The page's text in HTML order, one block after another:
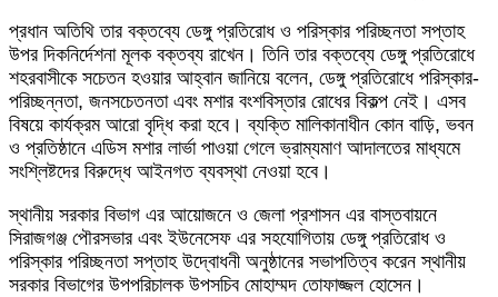
প্রধান অতিথি তার বক্তব্যে ডেঙ্গু প্রতিরোধ ও পরিস্কার পরিচ্ছনতা সপ্তাহ
উপর দিকনির্দেশনা মূলক বক্তব্য রাখেন। তিনি তার বক্তব্যে ডেঙ্গু প্রতিরোধে
শহরবাসীকে সচেতন হওয়ার আহ্বান জানিয়ে বলেন, ডেঙ্গু প্রতিরোধে পরিস্কার-
পরিচ্ছন্নতা, জনসচেতনতা এবং মশার বংশবিস্তার রোধের বিকল্প নেই। এসব
বিষয়ে কার্যক্রম আরো বৃদ্ধি করা হবে। ব্যক্তি মালিকানাধীন কোন বাড়ি, ভবন
ও প্রতিষ্ঠানে এডিস মশার লার্ভা পাওয়া গেলে ভ্রাম্যমাণ আদালতের মাধ্যমে
সংশ্লিষ্টদের বিরুদ্ধে আইনগত ব্যবস্থা নেওয়া হবে।
স্থানীয় সরকার বিভাগ এর আয়োজনে ও জেলা প্রশাসন এর বাস্তবায়নে
সিরাজগঞ্জ পৌরসভার এবং ইউনেসেফ এর সহযোগিতায় ডেঙ্গু প্রতিরোধ ও
পরিস্কার পরিচ্ছনতা সপ্তাহ উদ্বোধনী অনুষ্ঠানের সভাপতিত্ব করেন স্থানীয়
সরকার বিভাগের উপপরিচালক উপসচিব মোহাম্মদ তোফাজ্জল হোসেন।